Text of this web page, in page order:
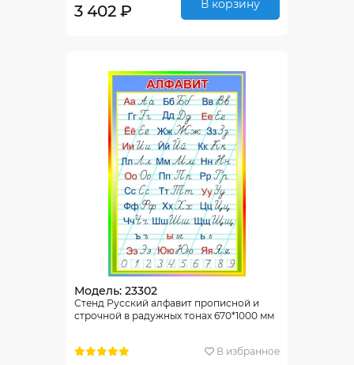
3 402 ₽ В корзину
Модель: 23302
Стенд Русский алфавит прописной и
строчной в радужных тонах 670*1000 мм
В избранное